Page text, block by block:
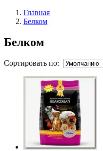
Главная
Белком
Белком
Сортировать по: